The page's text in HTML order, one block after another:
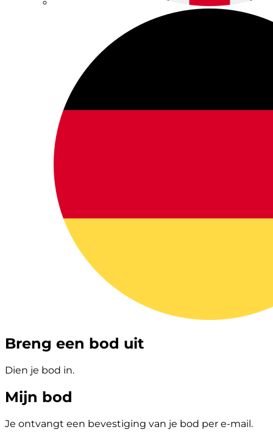
Breng een bod uit
Dien je bod in.
Mijn bod
Je ontvangt een bevestiging van je bod per e-mail.